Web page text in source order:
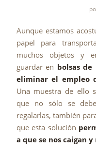
Aunque estamos
papel para
muchos objetos y
guardar en bolsas de
eliminar el empleo
Una muestra de ello
que no sólo se
regalarlas, también
que esta solución
a que se nos caigan